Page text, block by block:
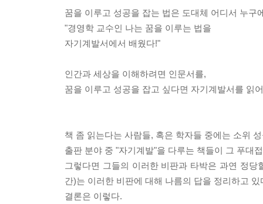
꿈을 이루고 성공을 잡는 법은 도대체 어디서 누구
"경영학 교수인 나는 꿈을 이루는 법을
자기계발서에서 배웠다!"
인간과 세상을 이해하려면 인문서를,
꿈을 이루고 성공을 잡고 싶다면 자기계발서를 읽
책 좀 읽는다는 사람들, 혹은 학자들 중에는 소위
출판 분야 중 "자기계발"을 다루는 책들이 그 푸대
그렇다면 그들의 이러한 비판과 타박은 과연 정
간)는 이러한 비판에 대해 나름의 답을 정리하고 있
결론은 이렇다.